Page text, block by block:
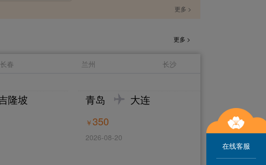
更多 >
更多 >
长春 兰州 长沙
隆坡 青岛 大连
￥ 350
2026-08-20
在线客服